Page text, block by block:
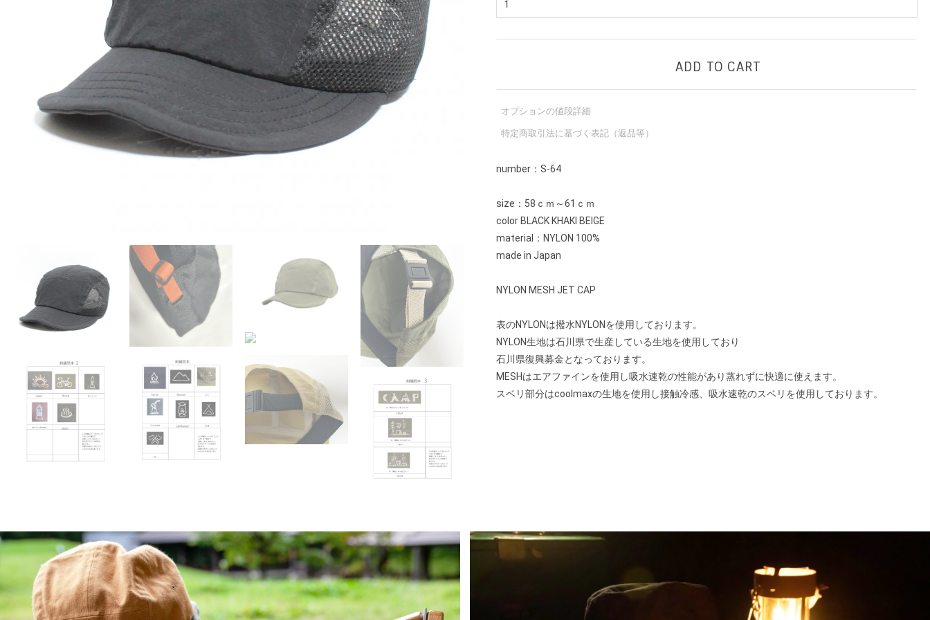
ADD TO CART
オプションの値段詳細
特定商取引法に基づく表記（返品等）
number：S-64
size：58ｃｍ～61ｃｍ
color BLACK KHAKI BEIGE
material：NYLON 100%
made in Japan
NYLON MESH JET CAP
表のNYLONは撥水NYLONを使用しております。
NYLON生地は石川県で生産している生地を使用しており
石川県復興募金となっております。
MESHはエアファインを使用し吸水速乾の性能があり蒸れずに快適に使えます。
スベリ部分はcoolmaxの生地を使用し接触冷感、吸水速乾のスベリを使用しております。